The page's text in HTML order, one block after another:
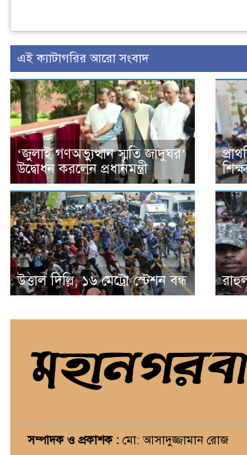
এই ক্যাটাগরির আরো সংবাদ
‘জুলাই গণঅভ্যুত্থান স্মৃতি জাদুঘর’
উদ্বোধন করলেন প্রধানমন্ত্রী
উত্তাল দিল্লি, ১৬ মেট্রো স্টেশন বন্ধ
সম্পাদক ও প্রকাশক : মো: আসাদুজ্জামান রোজ